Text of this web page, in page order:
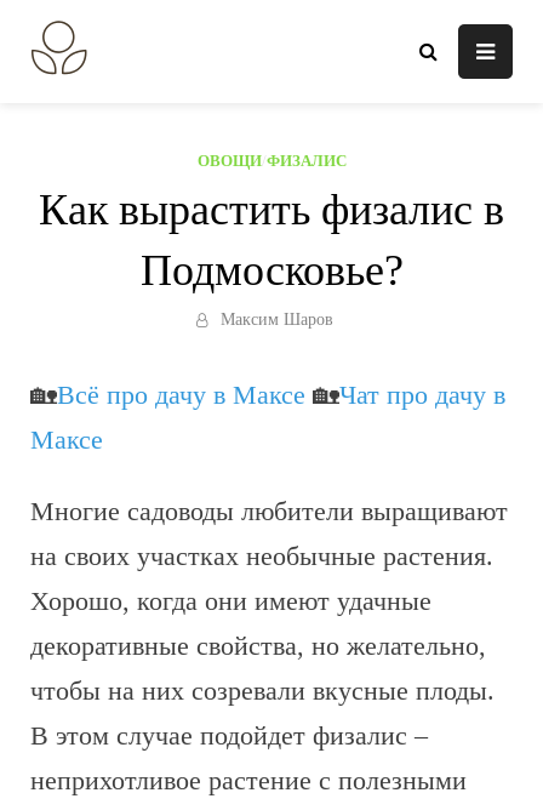
содержанию
ОВОЩИ/ ФИЗАЛИС
Как вырастить физалис в
Подмосковье?
Максим Шаров
🏡Всё про дачу в Максе 🏡Чат про дачу в
Максе
Многие садоводы любители выращивают
на своих участках необычные растения.
Хорошо, когда они имеют удачные
декоративные свойства, но желательно,
чтобы на них созревали вкусные плоды.
В этом случае подойдет физалис –
неприхотливое растение с полезными